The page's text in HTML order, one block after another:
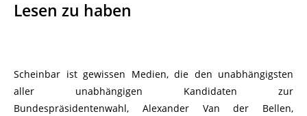
Lesen zu haben
Scheinbar ist gewissen Medien, die den unabhängigsten
aller unabhängigen Kandidaten zur
Bundespräsidentenwahl, Alexander Van der Bellen,